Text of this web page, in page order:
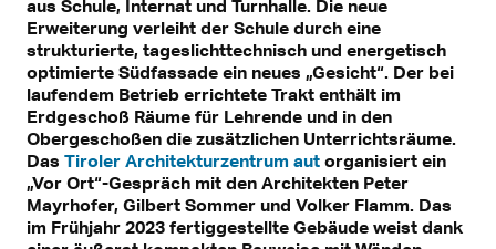
aus Schule, Internat und Turnhalle. Die neue
Erweiterung verleiht der Schule durch eine
strukturierte, tageslichttechnisch und energetisch
optimierte Südfassade ein neues „Gesicht“. Der bei
laufendem Betrieb errichtete Trakt enthält im
Erdgeschoß Räume für Lehrende und in den
Obergeschoßen die zusätzlichen Unterrichtsräume.
Das Tiroler Architekturzentrum aut organisiert ein
„Vor Ort“-Gespräch mit den Architekten Peter
Mayrhofer, Gilbert Sommer und Volker Flamm. Das
im Frühjahr 2023 fertiggestellte Gebäude weist dank